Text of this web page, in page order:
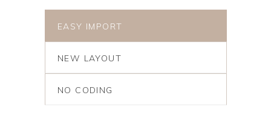
EASY IMPORT
NEW LAYOUT
NO CODING